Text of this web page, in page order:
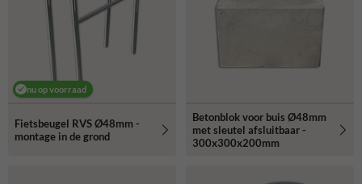
nu op voorraad
Fietsbeugel RVS Ø48mm -
montage in de grond
Betonblok voor buis Ø48mm
met sleutel afsluitbaar -
300x300x200mm